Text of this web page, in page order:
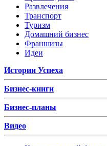
Развлечения
Транспорт
Туризм
Домашний бизнес
Франшизы
Идеи
Истории Успеха
Бизнес-книги
Бизнес-планы
Видео